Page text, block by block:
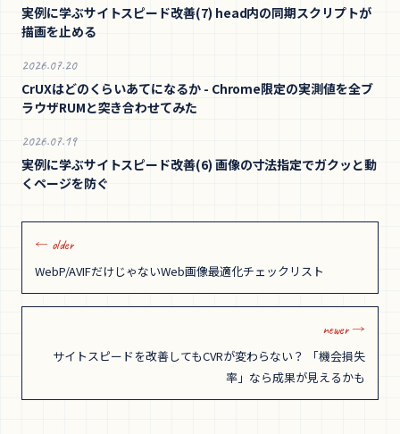
実例に学ぶサイトスピード改善(7) head内の同期スクリプトが
描画を止める
2026.07.20
CrUXはどのくらいあてになるか - Chrome限定の実測値を全ブ
ラウザRUMと突き合わせてみた
2026.07.19
実例に学ぶサイトスピード改善(6) 画像の寸法指定でガクッと動
くページを防ぐ
← older
WebP/AVIFだけじゃないWeb画像最適化チェックリスト
newer →
サイトスピードを改善してもCVRが変わらない？ 「機会損失
率」なら成果が見えるかも